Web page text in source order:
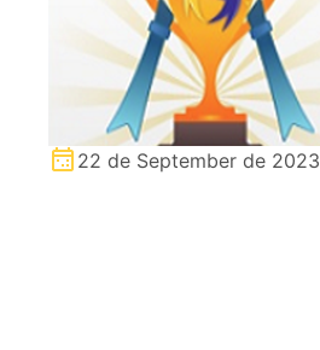
22 de September de 2023